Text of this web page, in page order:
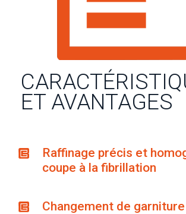
ET AVANTAGES
Raffinage précis et
coupe à la fibrillation
Changement de